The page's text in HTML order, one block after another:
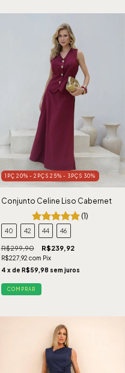
1PÇ 20% - 2PÇS 25% - 3PÇS 30%
Conjunto Celine Liso Cabernet
(1)
40 42 44 46
R$299,90 R$239,92
R$227,92 com Pix
4 x de R$59,98 sem juros
COMPRAR